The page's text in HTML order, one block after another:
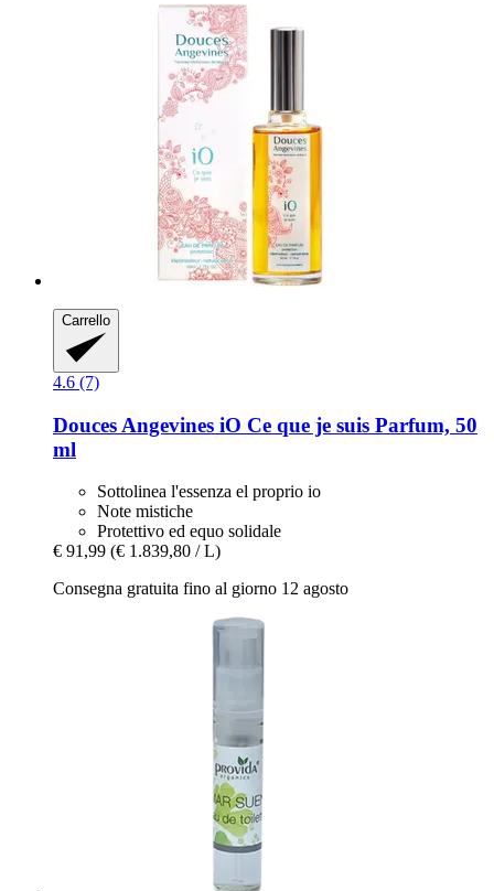
Carrello
4.6 (7)
Douces Angevines iO Ce que je suis Parfum, 50
ml
Sottolinea l'essenza el proprio io
Note mistiche
Protettivo ed equo solidale
€ 91,99 (€ 1.839,80 / L)
Consegna gratuita fino al giorno 12 agosto